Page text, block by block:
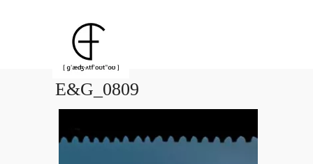
E&G_0809